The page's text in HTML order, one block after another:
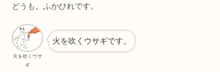
どうも。ふかひれです。
火を吹くウサ
ギ
火を吹くウサギです。